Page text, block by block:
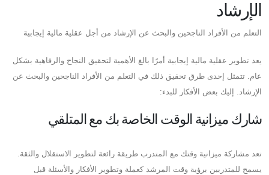
الإرشاد
التعلم من الأفراد الناجحين والبحث عن الإرشاد من أجل عقلية مالية إيجابية
يعد تطوير عقلية مالية إيجابية أمرًا بالغ الأهمية لتحقيق النجاح والرفاهية بشكل
عام. تتمثل إحدى طرق تحقيق ذلك في التعلم من الأفراد الناجحين والبحث عن
الإرشاد. إليك بعض الأفكار للبدء:
شارك ميزانية الوقت الخاصة بك مع المتلقي
تعد مشاركة ميزانية وقتك مع المتدرب طريقة رائعة لتطوير الاستقلال والثقة.
يسمح للمتدربين برؤية وقت المرشد كعملة وتطوير الأفكار والأسئلة قبل